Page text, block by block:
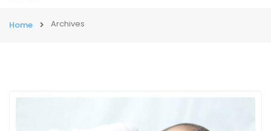
Home Archives